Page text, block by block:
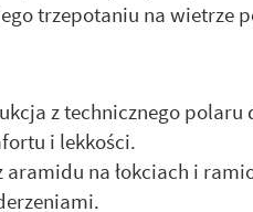
trzepotaniu na wietrze
z technicznego
i lekkości.
aramidu na łokciach i